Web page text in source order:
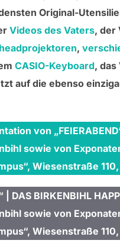
Original-
Videos des Vaters, der
,
CASIO-Keyboard, das
auf die ebenso
von
sowie von
Wiesenstraße
| DAS BIRKENBIHL
sowie von
Wiesenstraße